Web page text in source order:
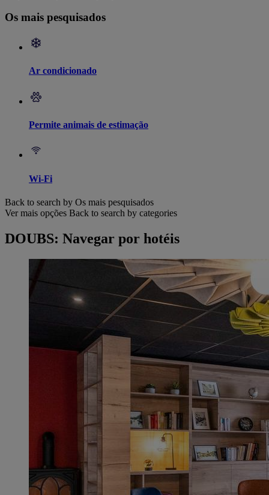
Os mais pesquisados
Ar condicionado
Permite animais de estimação
Wi-Fi
Back to search by Os mais pesquisados
Ver mais opções Back to search by categories
DOUBS: Navegar por hotéis